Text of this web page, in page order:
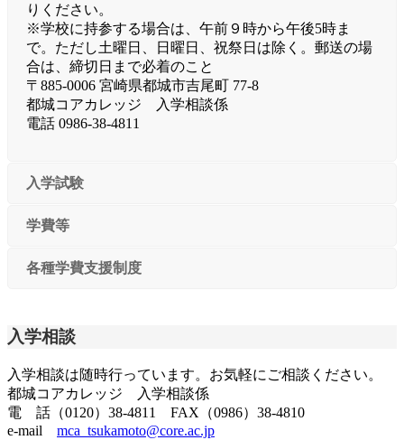
りください。
※学校に持参する場合は、午前９時から午後5時ま
で。ただし土曜日、日曜日、祝祭日は除く。郵送の場
合は、締切日まで必着のこと
〒885-0006 宮崎県都城市吉尾町 77-8
都城コアカレッジ 入学相談係
電話 0986-38-4811
入学試験
学費等
各種学費支援制度
入学相談
入学相談は随時行っています。お気軽にご相談ください。
都城コアカレッジ 入学相談係
電 話（0120）38-4811 FAX（0986）38-4810
e-mail mca_tsukamoto@core.ac.jp